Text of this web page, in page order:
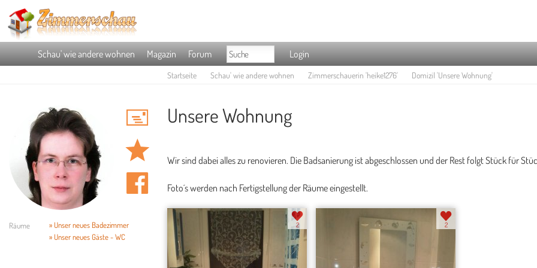
Schau' wie andere wohnen Magazin Forum Login
Startseite Schau' wie andere wohnen Zimmerschauerin 'heike1276' Domizil 'Unsere Wohnung'
Räume
» Unser neues Badezimmer
» Unser neues Gäste - WC
Unsere Wohnung
Wir sind dabei alles zu renovieren. Die Badsanierung ist abgeschlossen und der Rest folgt Stück für
Foto´s werden nach Fertigstellung der Räume eingestellt.
2 2